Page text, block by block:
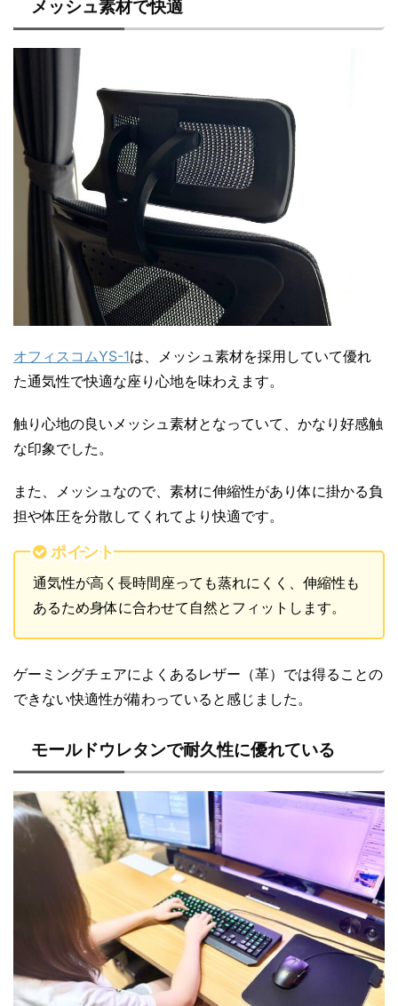
メッシュ素材で快適
オフィスコムYS-1は、メッシュ素材を採用していて優れ
た通気性で快適な座り心地を味わえます。
触り心地の良いメッシュ素材となっていて、かなり好感触
な印象でした。
また、メッシュなので、素材に伸縮性があり体に掛かる負
担や体圧を分散してくれてより快適です。
ポイント
通気性が高く長時間座っても蒸れにくく、伸縮性も
あるため身体に合わせて自然とフィットします。
ゲーミングチェアによくあるレザー（革）では得ることの
できない快適性が備わっていると感じました。
モールドウレタンで耐久性に優れている